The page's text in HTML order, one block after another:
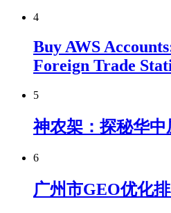
4
Buy AWS
Foreign Trade
5
神农架：探秘华
6
广州市GEO优化